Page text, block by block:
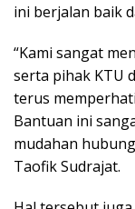
ini berjalan baik
“Kami sangat
serta pihak KTU
terus
Bantuan ini
mudahan
Taofik Sudrajat.